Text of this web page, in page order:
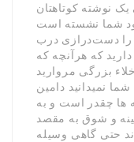
نوشته کوتاهتان
شما نشسته است
را دست‌درازی درب
که هرآنچه که
بزرگی مروارید
نمیدانید دامین
ها چقدر است و به
و شوق به مقصد
حتی گاهی وسیله